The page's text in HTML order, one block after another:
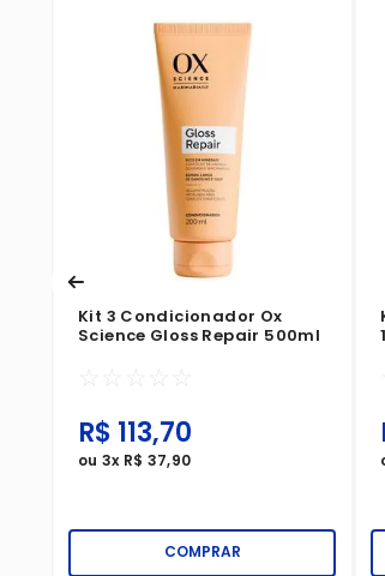
Kit 3 Condicionador Ox
Science Gloss Repair 500ml
☆ ☆ ☆ ☆ ☆
R$ 113,70
ou 3x R$ 37,90
COMPRAR